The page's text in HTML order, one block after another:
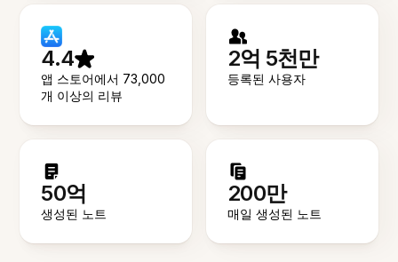
4.4
앱 스토어에서 73,000
개 이상의 리뷰
2억 5천만
등록된 사용자
50억
생성된 노트
200만
매일 생성된 노트